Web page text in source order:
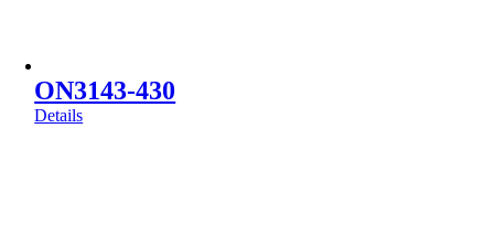
ON3143-430
Details